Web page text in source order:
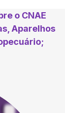
o CNAE
Aparelhos